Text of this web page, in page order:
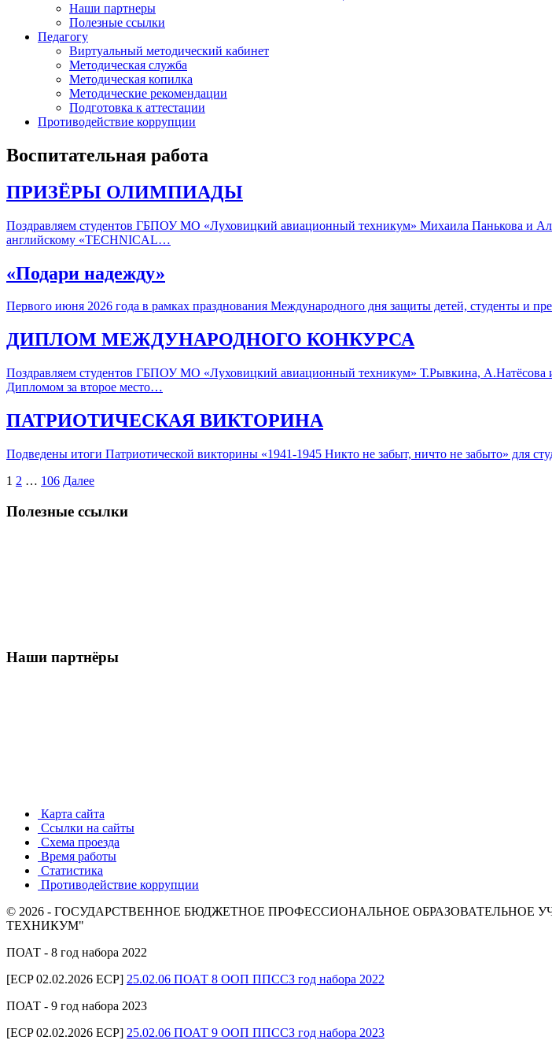
Наши партнеры
Полезные ссылки
Педагогу
Виртуальный методический кабинет
Методическая служба
Методическая копилка
Методические рекомендации
Подготовка к аттестации
Противодействие коррупции
Воспитательная работа
ПРИЗЁРЫ ОЛИМПИАДЫ
Поздравляем студентов ГБПОУ МО «Луховицкий авиационный техникум» Михаила Панькова и
английскому «TECHNICAL…
«Подари надежду»
Первого июня 2026 года в рамках празднования Международного дня защиты детей, студенты
ДИПЛОМ МЕЖДУНАРОДНОГО КОНКУРСА
Поздравляем студентов ГБПОУ МО «Луховицкий авиационный техникум» Т.Рывкина,
Дипломом за второе место…
ПАТРИОТИЧЕСКАЯ ВИКТОРИНА
Подведены итоги Патриотической викторины «1941-1945 Никто не забыт, ничто не забыто» для
Пагинация
записей
1 2 … 106 Далее
Полезные ссылки
Наши партнёры
Карта сайта
Ссылки на сайты
Схема проезда
Время работы
Статистика
Противодействие коррупции
© 2026 - ГОСУДАРСТВЕННОЕ БЮДЖЕТНОЕ ПРОФЕССИОНАЛЬНОЕ
ТЕХНИКУМ"
ПОАТ - 8 год набора 2022
[ECP 02.02.2026 ECP] 25.02.06 ПОАТ 8 ООП ППССЗ год набора 2022
ПОАТ - 9 год набора 2023
[ECP 02.02.2026 ECP] 25.02.06 ПОАТ 9 ООП ППССЗ год набора 2023